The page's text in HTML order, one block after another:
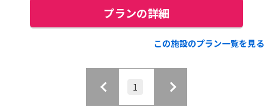
プランの詳細
この施設のプラン一覧を見る
1